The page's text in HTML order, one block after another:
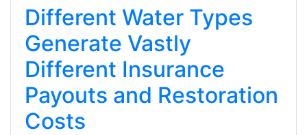
Different Water Types
Generate Vastly
Different Insurance
Payouts and Restoration
Costs